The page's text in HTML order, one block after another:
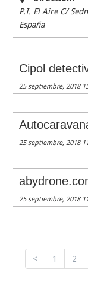
P.I. El Aire C/
España
Cipol
25 septiembre, 2018
25 septiembre, 2018
25 septiembre, 2018
< 1 2